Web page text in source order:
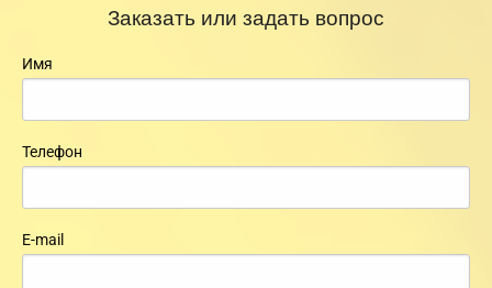
Заказать или задать вопрос
Имя
Телефон
E-mail